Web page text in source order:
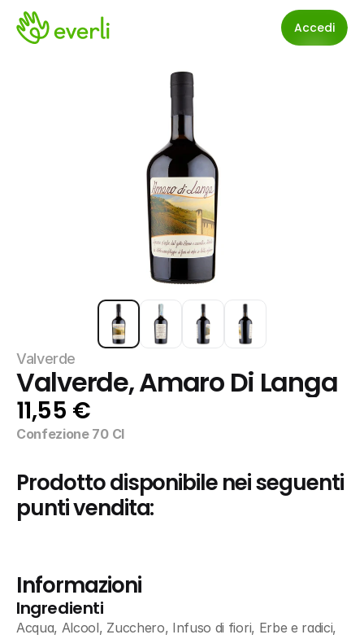
Accedi
Valverde
Valverde, Amaro Di Langa
11,55 €
Confezione 70 Cl
Prodotto disponibile nei seguenti
punti vendita:
Informazioni
Ingredienti
Acqua, Alcool, Zucchero, Infuso di fiori, Erbe e radici,